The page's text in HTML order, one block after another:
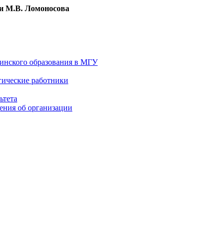
М.В. Ломоносова
образования в МГУ
работники
об организации